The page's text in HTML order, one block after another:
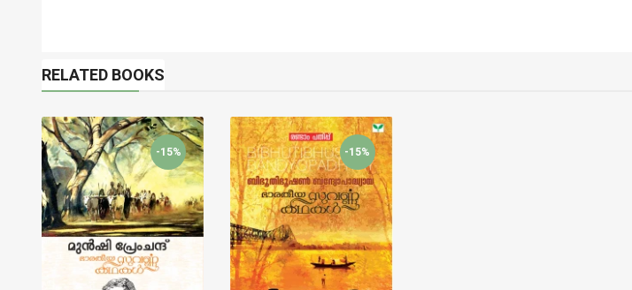
RELATED BOOKS
-15% -15%